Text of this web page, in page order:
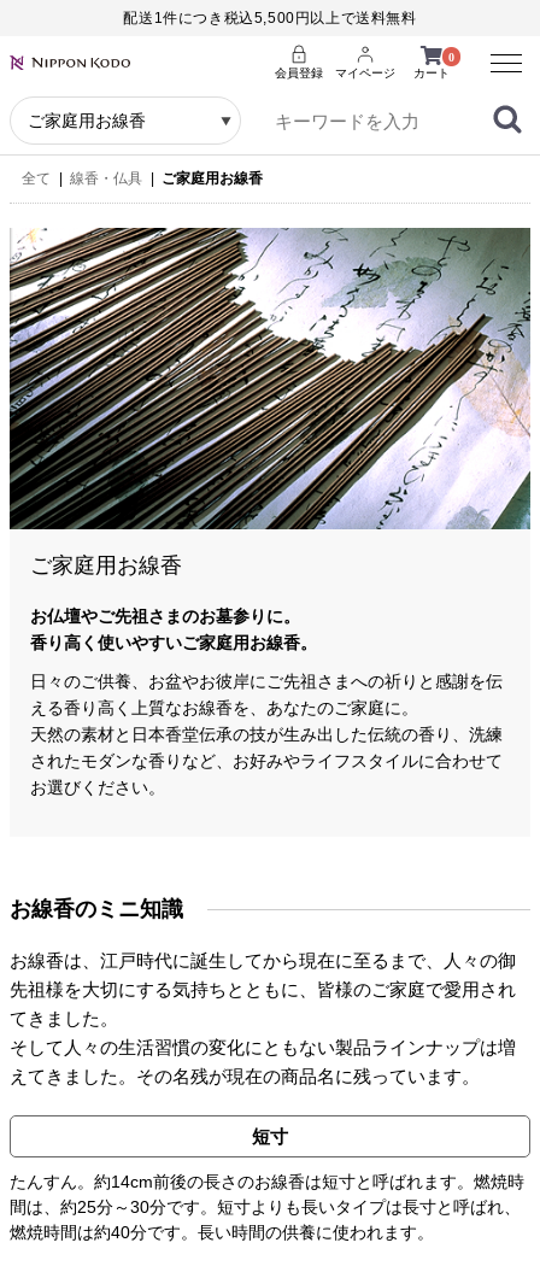
配送1件につき税込5,500円以上で送料無料
0
カート
会員登録 マイページ
Menu
全て 線香・仏具 ご家庭用お線香
ご家庭用お線香
お仏壇やご先祖さまのお墓参りに。
香り高く使いやすいご家庭用お線香。
日々のご供養、お盆やお彼岸にご先祖さまへの祈りと感謝を伝
える香り高く上質なお線香を、あなたのご家庭に。
天然の素材と日本香堂伝承の技が生み出した伝統の香り、洗練
されたモダンな香りなど、お好みやライフスタイルに合わせて
お選びください。
お線香のミニ知識
お線香は、江戸時代に誕生してから現在に至るまで、人々の御
先祖様を大切にする気持ちとともに、皆様のご家庭で愛用され
てきました。
そして人々の生活習慣の変化にともない製品ラインナップは増
えてきました。その名残が現在の商品名に残っています。
短寸
たんすん。約14cm前後の長さのお線香は短寸と呼ばれます。燃焼時
間は、約25分～30分です。短寸よりも長いタイプは長寸と呼ばれ、
燃焼時間は約40分です。長い時間の供養に使われます。